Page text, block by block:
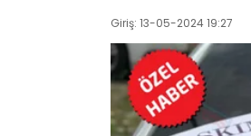
Giriş: 13-05-2024 19:27